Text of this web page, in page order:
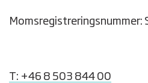
T: +46 8 503 844 00